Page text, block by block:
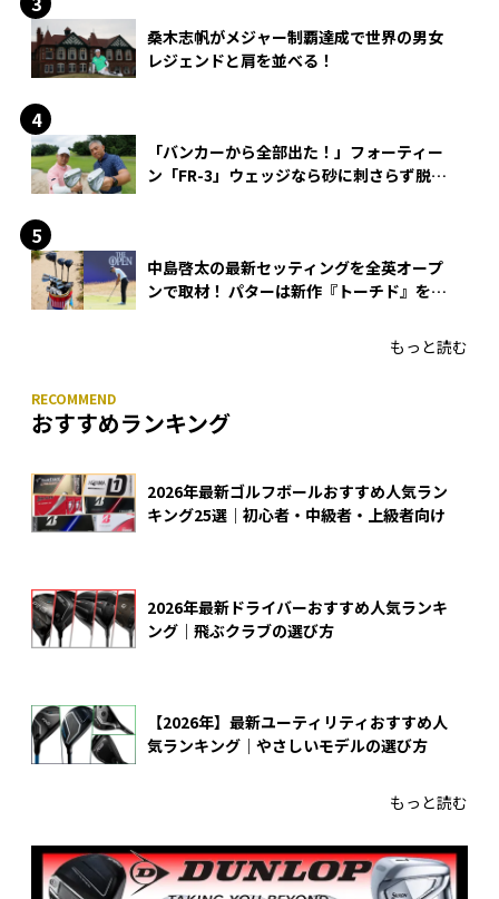
桑木志帆がメジャー制覇達成で世界の男女
レジェンドと肩を並べる！
「バンカーから全部出た！」フォーティー
ン「FR-3」ウェッジなら砂に刺さらず脱出
中島啓太の最新セッティングを全英オープ
ンで取材！ パターは新作『トーチド』を投
もっと読む
おすすめランキング
2026年最新ゴルフボールおすすめ人気ラン
キング25選｜初心者・中級者・上級者向け
2026年最新ドライバーおすすめ人気ランキ
ング｜飛ぶクラブの選び方
【2026年】最新ユーティリティおすすめ人
気ランキング｜やさしいモデルの選び方
もっと読む